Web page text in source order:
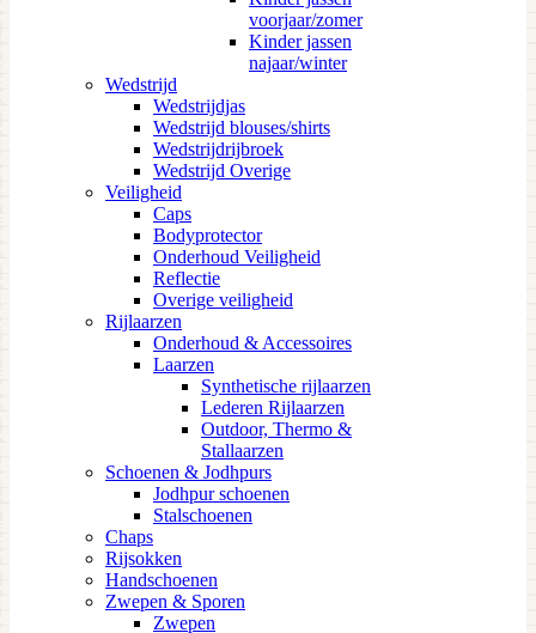
voorjaar/zomer
Kinder jassen
najaar/winter
Wedstrijd
Wedstrijdjas
Wedstrijd blouses/shirts
Wedstrijdrijbroek
Wedstrijd Overige
Veiligheid
Caps
Bodyprotector
Onderhoud Veiligheid
Reflectie
Overige veiligheid
Rijlaarzen
Onderhoud & Accessoires
Laarzen
Synthetische rijlaarzen
Lederen Rijlaarzen
Outdoor, Thermo &
Stallaarzen
Schoenen & Jodhpurs
Jodhpur schoenen
Stalschoenen
Chaps
Rijsokken
Handschoenen
Zwepen & Sporen
Zwepen